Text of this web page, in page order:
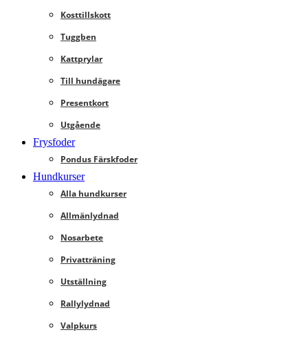
Kosttillskott
Tuggben
Kattprylar
Till hundägare
Presentkort
Utgående
Frysfoder
Pondus Färskfoder
Hundkurser
Alla hundkurser
Allmänlydnad
Nosarbete
Privatträning
Utställning
Rallylydnad
Valpkurs